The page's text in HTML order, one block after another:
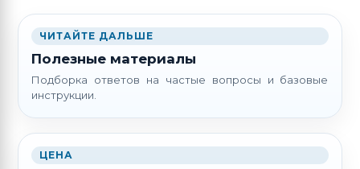
ЧИТАЙТЕ ДАЛЬШЕ
Полезные материалы
Подборка ответов на частые вопросы и базовые
инструкции.
ЦЕНА